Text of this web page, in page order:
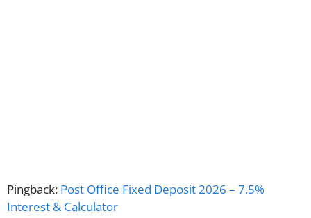
Pingback: Post Office Fixed Deposit 2026 – 7.5%
Interest & Calculator